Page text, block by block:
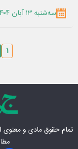
سه‌شنبه ۱۳ آبان ۱۴۰۴
۱
تمام حقوق مادی‌ و